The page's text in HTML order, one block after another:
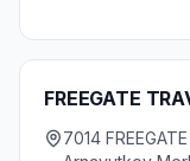
FREEGATE
7014